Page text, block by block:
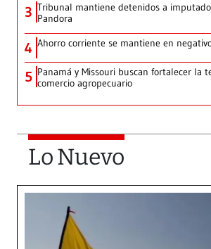
3 Tribunal mantiene detenidos a
Pandora
4 Ahorro corriente se mantiene en
5 Panamá y Missouri buscan fortalecer la
comercio agropecuario
Lo Nuevo